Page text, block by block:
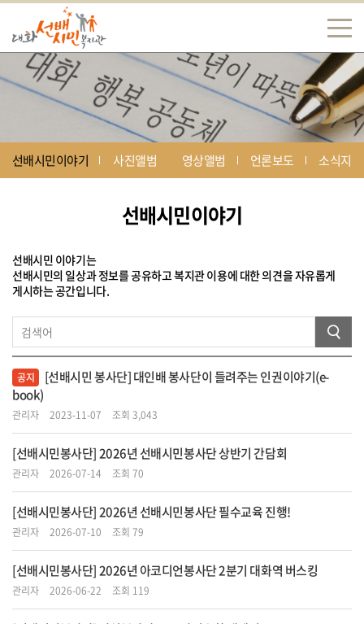
선배시민이야기 사진앨범 영상앨범 언론보도 소식지
선배시민이야기
선배시민 이야기는
선배시민의 일상과 정보를 공유하고 복지관 이용에 대한 의견을 자유롭게
게시하는 공간입니다.
공지
[선배시민 봉사단] 대인배 봉사단이 들려주는 인권이야기(e-
book)
관리자 2023-11-07 조회 3,043
[선배시민봉사단] 2026년 선배시민봉사단 상반기 간담회
관리자 2026-07-14 조회 70
[선배시민봉사단] 2026년 선배시민봉사단 필수교육 진행!
관리자 2026-07-10 조회 79
[선배시민봉사단] 2026년 아코디언봉사단 2분기 대화역 버스킹
관리자 2026-06-22 조회 119